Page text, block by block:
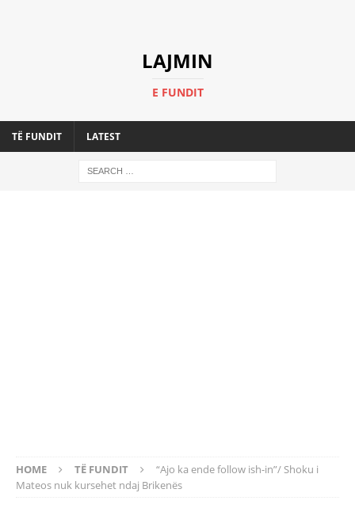
LAJMIN
E FUNDIT
TË FUNDIT LATEST
HOME TË FUNDIT
“Ajo ka ende follow ish-in”/ Shoku i
Mateos nuk kursehet ndaj Brikenës